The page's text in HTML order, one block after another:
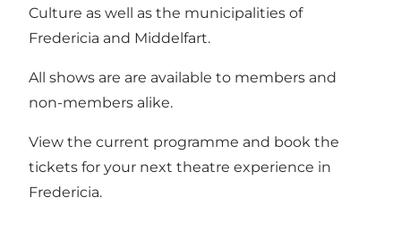
Culture as well as the municipalities of
Fredericia and Middelfart.
All shows are are available to members and
non-members alike.
View the current programme and book the
tickets for your next theatre experience in
Fredericia.